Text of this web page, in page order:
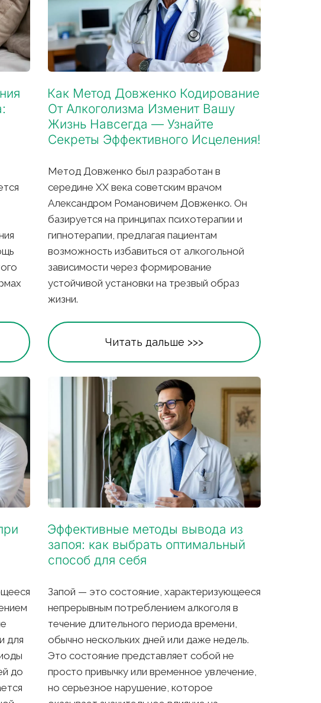
Как Метод Довженко Кодирование
От Алкоголизма Изменит Вашу
Жизнь Навсегда — Узнайте
Секреты Эффективного Исцеления!
Метод Довженко был разработан в
середине XX века советским врачом
Александром Романовичем Довженко. Он
базируется на принципах психотерапии и
гипнотерапии, предлагая пациентам
возможность избавиться от алкогольной
зависимости через формирование
устойчивой установки на трезвый образ
жизни.
Читать дальше >>>
для
до
Эффективные методы вывода из
запоя: как выбрать оптимальный
способ для себя
Запой — это состояние, характеризующееся
непрерывным потреблением алкоголя в
течение длительного периода времени,
обычно нескольких дней или даже недель.
Это состояние представляет собой не
просто привычку или временное увлечение,
но серьезное нарушение, которое